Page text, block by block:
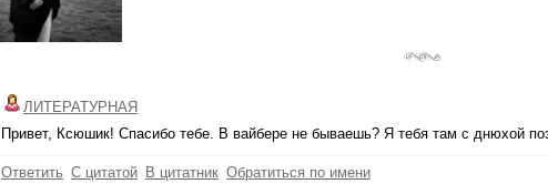
ЛИТЕРАТУРНАЯ
Привет, Ксюшик! Спасибо тебе. В вайбере не бываешь? Я тебя там с днюхой
Ответить С цитатой В цитатник Обратиться по имени